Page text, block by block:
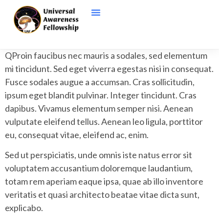
QProin faucibus nec mauris a sodales, sed elementum
mi tincidunt. Sed eget viverra egestas nisi in consequat.
Fusce sodales augue a accumsan. Cras sollicitudin,
ipsum eget blandit pulvinar. Integer tincidunt. Cras
dapibus. Vivamus elementum semper nisi. Aenean
vulputate eleifend tellus. Aenean leo ligula, porttitor
eu, consequat vitae, eleifend ac, enim.
Sed ut perspiciatis, unde omnis iste natus error sit
voluptatem accusantium doloremque laudantium,
totam rem aperiam eaque ipsa, quae ab illo inventore
veritatis et quasi architecto beatae vitae dicta sunt,
explicabo.